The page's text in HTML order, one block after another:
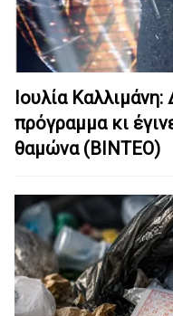
Ιουλία
πρόγραμμα κι
θαμώνα (ΒΙΝΤΕΟ)